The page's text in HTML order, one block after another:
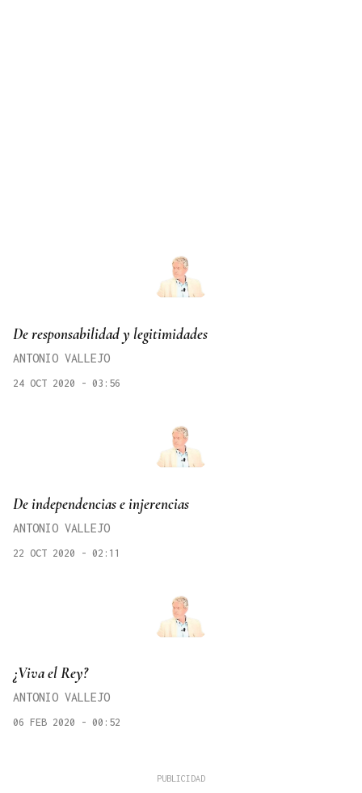
De responsabilidad y legitimidades
ANTONIO VALLEJO
24 OCT 2020 - 03:56
De independencias e injerencias
ANTONIO VALLEJO
22 OCT 2020 - 02:11
¿Viva el Rey?
ANTONIO VALLEJO
06 FEB 2020 - 00:52